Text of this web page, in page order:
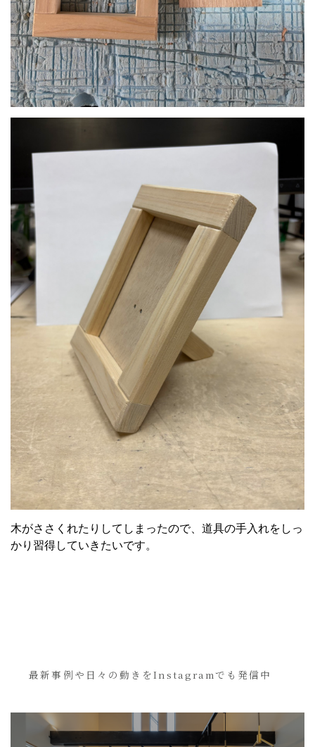
木がささくれたりしてしまったので、道具の手入れをしっ
かり習得していきたいです。
最新事例や日々の動きをInstagramでも発信中